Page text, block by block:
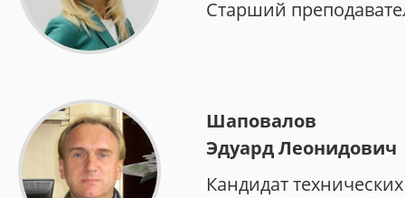
Старший
Шаповалов
Эдуард Леонидович
Кандидат